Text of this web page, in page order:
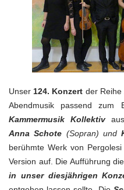
Unser 124. Konzert der Reihe
Abendmusik passend zum
Kammermusik Kollektiv
Anna Schote (Sopran) und
berühmte Werk von
Version auf. Die Aufführung
in unser diesjährigen